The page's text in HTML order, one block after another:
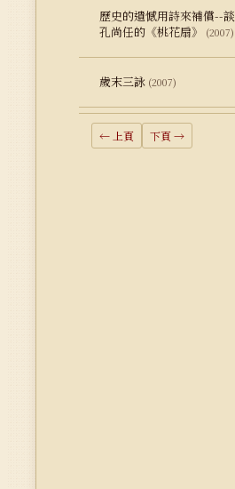
歷史的遺憾用詩來補償--談
孔尚任的《桃花扇》
(2007)
歲末三詠 (2007)
← 上頁 下頁 →